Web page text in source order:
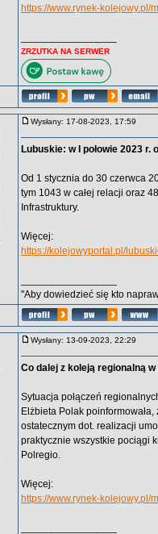
https://www.rynek-
ZRZUTKA NA SERWER
Wysłany: 17-08-2023, 17:59
Lubuskie: w I połowie 2023 r.
Od 1 stycznia do 30 czerwca
tym 1043 w całej relacji oraz
Infrastruktury.
Więcej:
https://kolejowyportal.pl/
"Aby dowiedzieć się kto
Wysłany: 13-09-2023, 22:29
Co dalej z koleją regionalną
Sytuacja połączeń
Elżbieta Polak
ostatecznym dot. realizacji
praktycznie wszystkie pociągi
Polregio.
Więcej:
https://www.rynek-